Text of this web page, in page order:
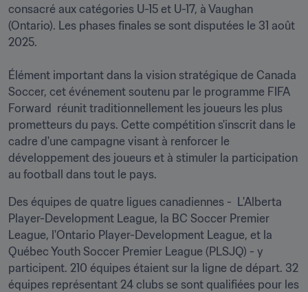
consacré aux catégories U-15 et U-17, à Vaughan
(Ontario). Les phases finales se sont disputées le 31 août
2025.
Élément important dans la vision stratégique de Canada
Soccer, cet événement soutenu par le programme FIFA
Forward  réunit traditionnellement les joueurs les plus
prometteurs du pays. Cette compétition s'inscrit dans le
cadre d'une campagne visant à renforcer le
développement des joueurs et à stimuler la participation
Des équipes de quatre ligues canadiennes -  L'Alberta
Player-Development League, la BC Soccer Premier
League, l'Ontario Player-Development League, et la
Québec Youth Soccer Premier League (PLSJQ) - y
participent. 210 équipes étaient sur la ligne de départ. 32
équipes représentant 24 clubs se sont qualifiées pour les